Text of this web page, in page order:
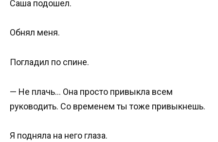
Саша подошел.
Обнял меня.
Погладил по спине.
— Не плачь… Она просто привыкла всем
руководить. Со временем ты тоже привыкнешь.
Я подняла на него глаза.